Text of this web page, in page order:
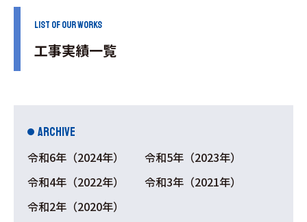
LIST OF OUR WORKS
工事実績一覧
ARCHIVE
令和6年（2024年）
令和5年（2023年）
令和4年（2022年）
令和3年（2021年）
令和2年（2020年）